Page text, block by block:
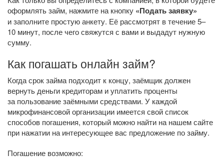
оформлять займ, нажмите на кнопку «Подать заявку»
и заполните простую анкету. Её рассмотрят в течение 5–
10 минут, после чего свяжутся с вами и выдадут нужную
сумму.
Как погашать онлайн займ?
Когда срок займа подходит к концу, заёмщик должен
вернуть деньги кредиторам и уплатить проценты
за пользование заёмными средствами. У каждой
микрофинансовой организации имеется свой список
способов погашения, который можно найти на нашем сайте
при нажатии на интересующее вас предложение по займу.
Погашение возможно: